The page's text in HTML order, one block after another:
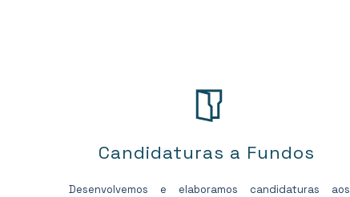
Candidaturas a Fundos
Desenvolvemos e elaboramos candidaturas aos